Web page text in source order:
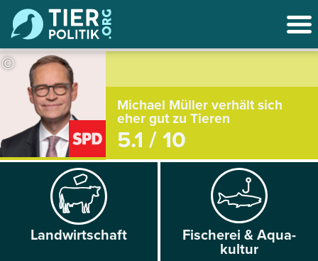
©
Michael Müller verhält sich
eher gut zu Tieren
5.1 / 10
Land­wirtschaft
Fischerei & Aqua­
kultur